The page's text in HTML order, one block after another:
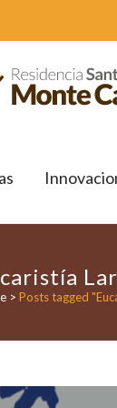
> Posts tagged